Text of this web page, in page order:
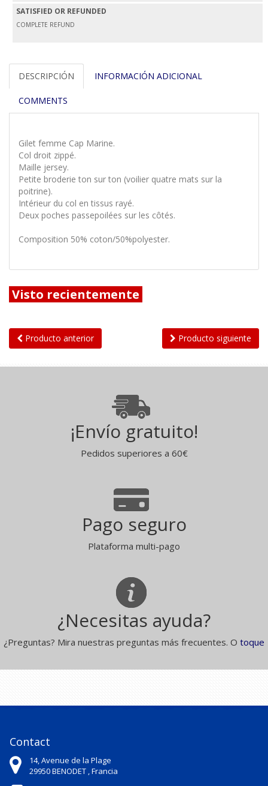
SATISFIED OR REFUNDED
COMPLETE REFUND
DESCRIPCIÓN INFORMACIÓN ADICIONAL
COMMENTS
Gilet femme Cap Marine.
Col droit zippé.
Maille jersey.
Petite broderie ton sur ton (voilier quatre mats sur la
poitrine).
Intérieur du col en tissus rayé.
Deux poches passepoilées sur les côtés.
Composition 50% coton/50%polyester.
Visto recientemente
Producto anterior Producto siguiente
¡Envío gratuito!
Pedidos superiores a 60€
Pago seguro
Plataforma multi-pago
¿Necesitas ayuda?
¿Preguntas? Mira nuestras preguntas más frecuentes. O toque
Contact
14, Avenue de la Plage
29950BENODET ,Francia